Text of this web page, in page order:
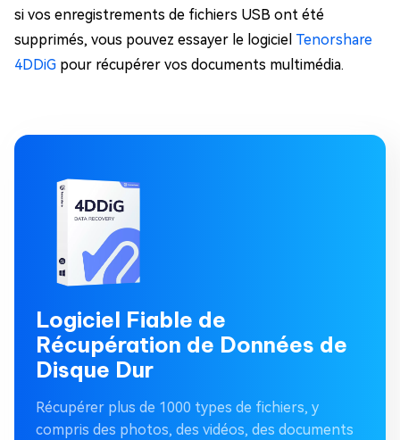
si vos enregistrements de fichiers USB ont été
supprimés, vous pouvez essayer le logiciel Tenorshare
4DDiG pour récupérer vos documents multimédia.
Logiciel Fiable de
Récupération de Données de
Disque Dur
Récupérer plus de 1000 types de fichiers, y
compris des photos, des vidéos, des documents